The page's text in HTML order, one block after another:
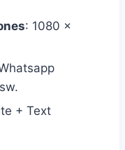
: 1080 x
+ Text